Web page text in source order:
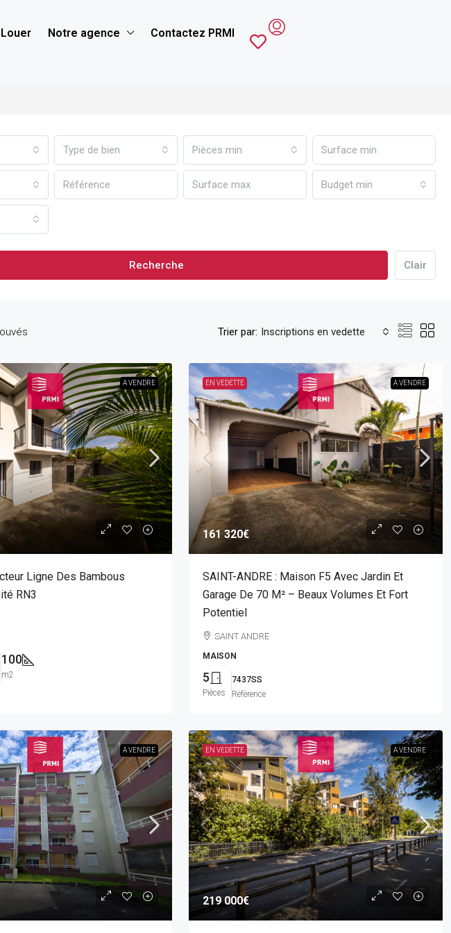
Louer Notre agence Contactez PRMI
Type de bien Pièces min
Budget min
Recherche Clair
Trier par: Inscriptions en vedette
A VENDRE
Ligne Des Bambous
RN3
100
m2
EN VEDETTE A VENDRE
161 320€
SAINT-ANDRE : Maison F5 Avec Jardin Et
Garage De 70 M² – Beaux Volumes Et Fort
Potentiel
SAINT ANDRE
MAISON
5
Pièces
7437SS
Référence
A VENDRE EN VEDETTE A VENDRE
219 000€